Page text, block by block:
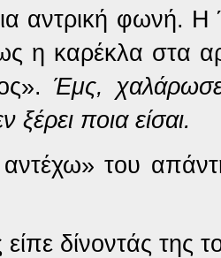
αντρική φωνή. Η
η καρέκλα στα
Έμς,
ξέρει ποια είσαι.
του
δίνοντάς της